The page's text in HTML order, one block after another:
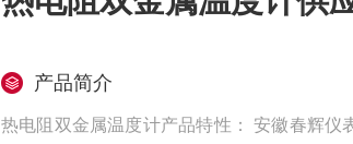
产品简介
热电阻双金属温度计产品特性： 安徽春辉